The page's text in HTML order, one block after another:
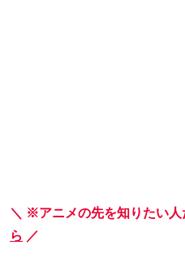
＼ ※アニメの先を知りたい
ら ／